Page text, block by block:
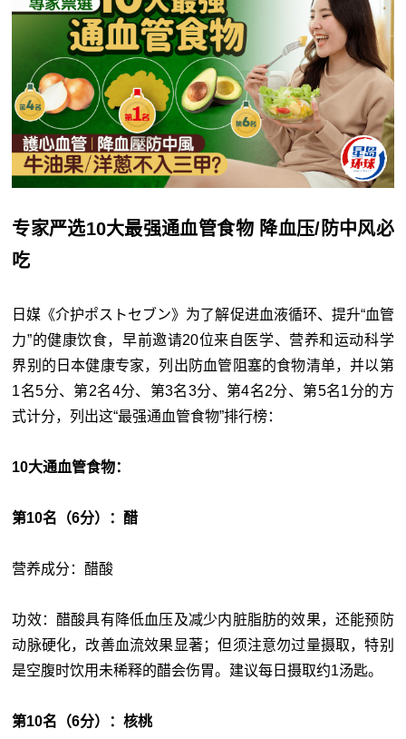
专家严选10大最强通血管食物 降血压/防中风必
吃
日媒《介护ポストセブン》为了解促进血液循环、提升“血管
力”的健康饮食，早前邀请20位来自医学、营养和运动科学
界别的日本健康专家，列出防血管阻塞的食物清单，并以第
1名5分、第2名4分、第3名3分、第4名2分、第5名1分的方
式计分，列出这“最强通血管食物”排行榜：
10大通血管食物：
第10名（6分）：醋
营养成分：醋酸
功效：醋酸具有降低血压及减少内脏脂肪的效果，还能预防
动脉硬化，改善血流效果显著；但须注意勿过量摄取，特别
是空腹时饮用未稀释的醋会伤胃。建议每日摄取约1汤匙。
第10名（6分）：核桃